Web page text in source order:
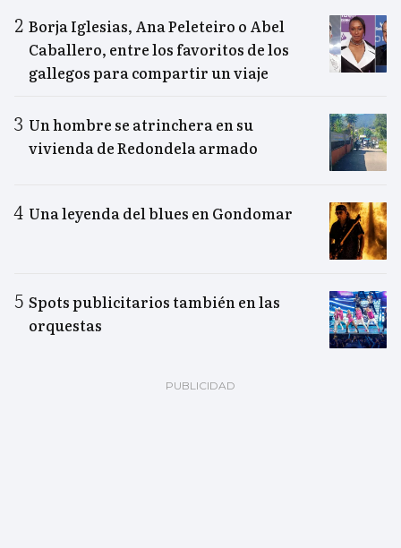
Borja Iglesias, Ana Peleteiro o Abel
Caballero, entre los favoritos de los
gallegos para compartir un viaje
Un hombre se atrinchera en su
vivienda de Redondela armado
Una leyenda del blues en Gondomar
Spots publicitarios también en las
orquestas